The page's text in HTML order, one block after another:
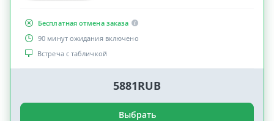
Бесплатная отмена заказа
90 минут ожидания включено
Встреча с табличкой
5881RUB
Выбрать